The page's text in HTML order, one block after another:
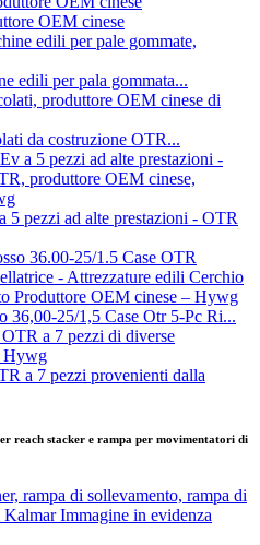
OEM cinese
edili per pala gommata...
da costruzione OTR...
pezzi ad alte prestazioni - OTR
36,00-25/1,5 Case Otr 5-Pc Ri...
a 7 pezzi provenienti dalla
reach stacker e rampa per movimentatori di